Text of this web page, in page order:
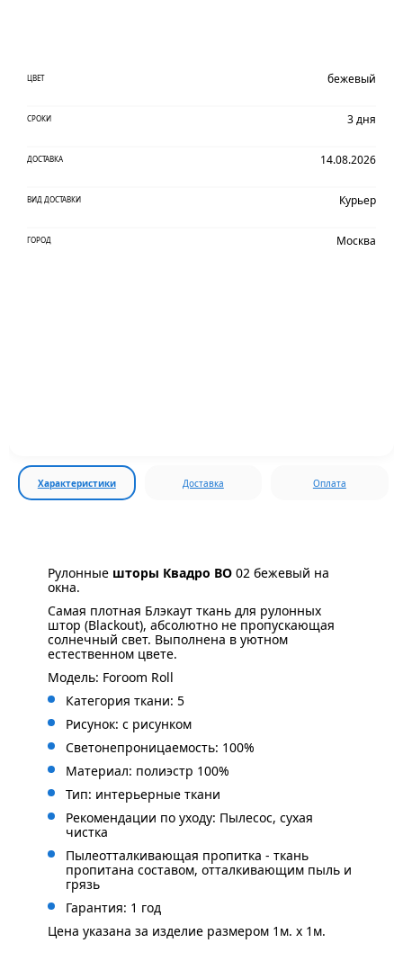
ЦВЕТ бежевый
СРОКИ 3 дня
ДОСТАВКА 14.08.2026
ВИД ДОСТАВКИ Курьер
ГОРОД Москва
Характеристики Доставка Оплата
Рулонные шторы Квадро BO 02 бежевый на
окна.
Самая плотная Блэкаут ткань для рулонных
штор (Blackout), абсолютно не пропускающая
солнечный свет. Выполнена в уютном
естественном цвете.
Модель: Foroom Roll
Категория ткани: 5
Рисунок: с рисунком
Светонепроницаемость: 100%
Материал: полиэстр 100%
Тип: интерьерные ткани
Рекомендации по уходу: Пылесос, сухая
чистка
Пылеотталкивающая пропитка - ткань
пропитана составом, отталкивающим пыль и
грязь
Гарантия: 1 год
Цена указана за изделие размером 1м. x 1м.